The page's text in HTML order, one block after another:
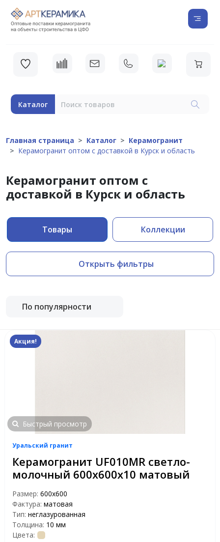
Каталог
Главная страница Каталог
Керамогранит
Керамогранит оптом с доставкой в Курск и область
Керамогранит оптом с
доставкой в Курск и область
Товары Коллекции
Открыть фильтры
По популярности
Акция!
Быстрый просмотр
Уральский гранит
Керамогранит UF010MR светло-
молочный 600х600х10 матовый
Размер: 600х600
Фактура: матовая
Тип: неглазурованная
Толщина: 10 мм
Цвета: